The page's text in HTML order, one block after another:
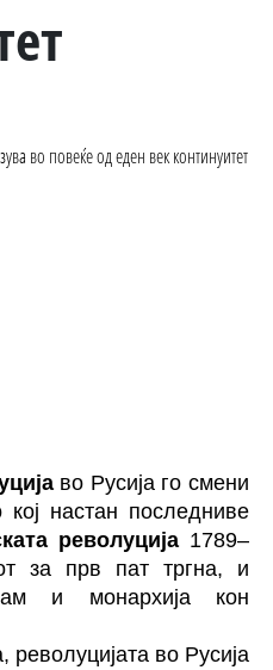
во Русија го смени
настан последниве
револуција1789–
за прв пат тргна, и
и монархија кон
во Русија